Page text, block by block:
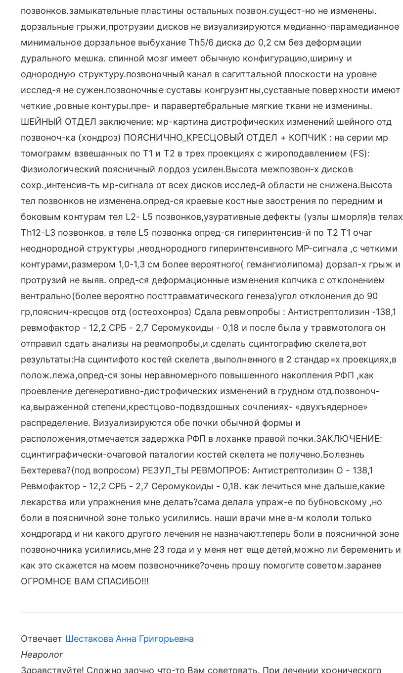
позвонков.замыкательные пластины остальных позвон.сущест-но не изменены.
дорзальные грыжи,протрузии дисков не визуализируются медианно-парамедианное
минимальное дорзальное выбухание Th5/6 диска до 0,2 см без деформации
дурального мешка. спинной мозг имеет обычную конфигурацию,ширину и
однородную структуру.позвоночный канал в сагиттальной плоскости на уровне
исслед-я не сужен.позвоночные суставы конгруэнтны,суставные поверхности имеют
четкие ,ровные контуры.пре- и паравертебральные мягкие ткани не изменины.
ШЕЙНЫЙ ОТДЕЛ заключение: мр-картина дистрофических изменений шейного отд
позвоноч-ка (хондроз) ПОЯСНИЧНО_КРЕСЦОВЫЙ ОТДЕЛ + КОПЧИК : на серии мр
томограмм взвешанных по Т1 и Т2 в трех проекциях с жироподавлением (FS):
Физиологический поясничный лордоз усилен.Высота межпозвон-х дисков
сохр.,интенсив-ть мр-сигнала от всех дисков исслед-й области не снижена.Высота
тел позвонков не изменена.опред-ся краевые костные заострения по передним и
боковым контурам тел L2- L5 позвонков,узуративные дефекты (узлы шморля)в телах
Th12-L3 позвонков. в теле L5 позвонка опред-ся гиперинтенсив-й по Т2 Т1 очаг
неоднородной структуры ,неоднородного гиперинтенсивного МР-сигнала ,с четкими
контурами,размером 1,0-1,3 см более вероятного( гемангиолипома) дорзал-х грыж и
протрузий не выяв. опред-ся деформационные изменения копчика с отклонением
вентрально(более вероятно посттравматического генеза)угол отклонения до 90
гр,пояснич-кресцов отд (остеохонроз) Сдала ревмопробы : Антистрептолизин -138,1
ревмофактор - 12,2 СРБ - 2,7 Серомукоиды - 0,18 и после была у травмотолога он
отправил сдать анализы на ревмопробы,и сделать сцинтографию скелета,вот
результаты:На сцинтифото костей скелета ,выполненного в 2 стандар=х проекциях,в
полож.лежа,опред-ся зоны неравномерного повышенного накопления РФП ,как
проевление дегенеротивно-дистрофических изменений в грудном отд.позвоноч-
ка,выраженной степени,крестцово-подвздошных сочлениях- «двухъядерное»
распределение. Визуализируются обе почки обычной формы и
расположения,отмечается задержка РФП в лоханке правой почки.ЗАКЛЮЧЕНИЕ:
сцинтиграфически-очаговой паталогии костей скелета не получено.Болезнеь
Бехтерева?(под вопросом) РЕЗУЛ_ТЫ РЕВМОПРОБ: Антистрептолизин О - 138,1
Ревмофактор - 12,2 СРБ - 2,7 Серомукоиды - 0,18. как лечиться мне дальше,какие
лекарства или упражнения мне делать?сама делала упраж-е по бубновскому ,но
боли в поясничной зоне только усилились. наши врачи мне в-м кололи только
хондрогард и ни какого другого лечения не назначают.теперь боли в поясничной зоне
позвоночника усилились,мне 23 года и у меня нет еще детей,можно ли беременить и
как это скажется на моем позвоночнике?очень прошу помогите советом.заранее
ОГРОМНОЕ ВАМ СПАСИБО!!!
Отвечает Шестакова Анна Григорьевна
Невролог
Здравствуйте! Сложно заочно что-то Вам советовать. При лечении хронического